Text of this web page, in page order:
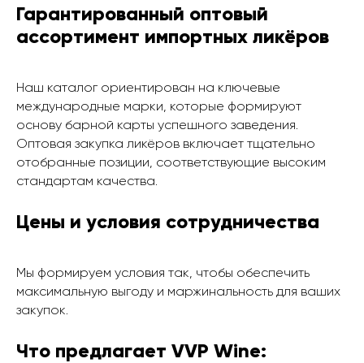
Гарантированный оптовый
ассортимент импортных ликёров
Наш каталог ориентирован на ключевые
международные марки, которые формируют
основу барной карты успешного заведения.
Оптовая закупка ликёров включает тщательно
отобранные позиции, соответствующие высоким
стандартам качества.
Цены и условия сотрудничества
Мы формируем условия так, чтобы обеспечить
максимальную выгоду и маржинальность для ваших
закупок.
Что предлагает VVP Wine: